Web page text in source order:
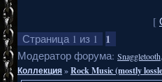
[
Страница 1 из 1 1
Модератор форума: Snaggletooth,
Коллекция»Rock Music (mostly